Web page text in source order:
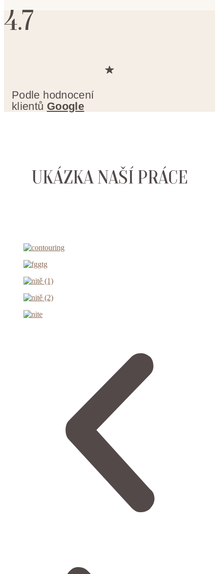
4.7
Podle hodnocení
klientů Google
UKÁZKA NAŠÍ PRÁCE